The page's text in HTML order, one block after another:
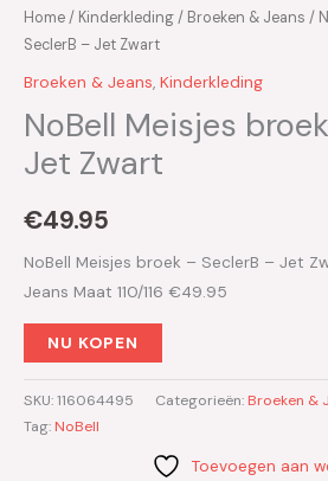
Home/ Kinderkleding/ Broeken & Jeans /
SeclerB – Jet Zwart
Broeken & Jeans, Kinderkleding
NoBell Meisjes
Jet Zwart
€49.95
NoBell Meisjes broek – SeclerB – Jet
Jeans Maat 110/116 €49.95
NU KOPEN
SKU:116064495 Categorieën: Broeken &
Tag: NoBell
Toevoegen aan